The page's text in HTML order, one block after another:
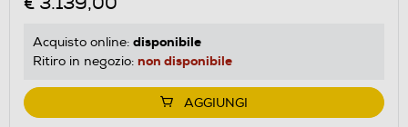
Acquisto online: disponibile
Ritiro in negozio: non disponibile
AGGIUNGI